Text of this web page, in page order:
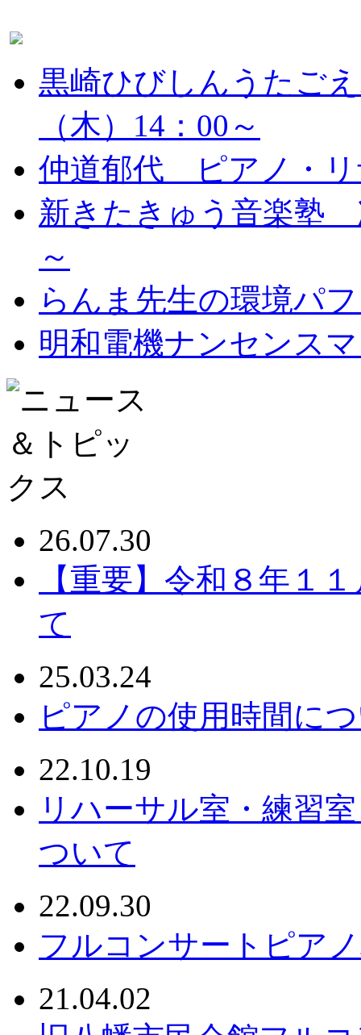
黒崎ひびしんうたご
（木）14：00～
仲道郁代 ピアノ・リ
新きたきゅう音楽塾
～
らんま先生の環境パ
明和電機ナンセンス
26.07.30
【重要】令和８年１
て
25.03.24
ピアノの使用時間に
22.10.19
リハーサル室・練習
ついて
22.09.30
フルコンサートピア
21.04.02